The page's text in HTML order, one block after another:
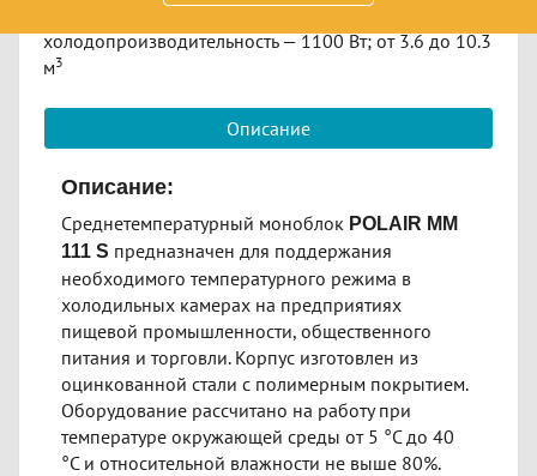
среднетемпературный; от -5 до 10 °C;
холодопроизводительность — 1100 Вт; от 3.6 до 10.3
м​3
Описание
Описание:
Среднетемпературный моноблок POLAIR MM
111 S предназначен для поддержания
необходимого температурного режима в
холодильных камерах на предприятиях
пищевой промышленности, общественного
питания и торговли. Корпус изготовлен из
оцинкованной стали с полимерным покрытием.
Оборудование рассчитано на работу при
температуре окружающей среды от 5 °С до 40
°С и относительной влажности не выше 80%.